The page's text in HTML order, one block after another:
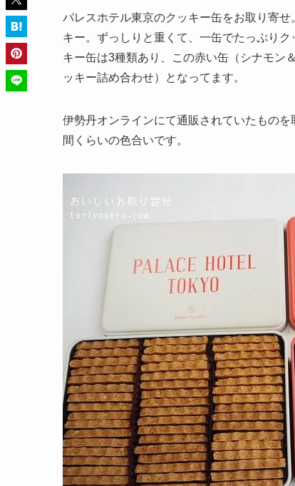
パレスホテル東京のクッキー缶をお取り寄
キー。ずっしりと重くて、一缶でたっぷり
キー缶は3種類あり、この赤い缶（シナモン
ッキー詰め合わせ）となってます。
伊勢丹オンラインにて通販されていたもの
間くらいの色合いです。